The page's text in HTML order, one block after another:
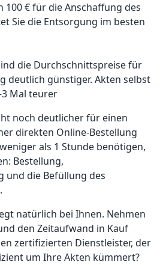
100 € für die Anschaffung des
Sie die Entsorgung im besten
die Durchschnittspreise für
deutlich günstiger. Akten selbst
Mal teurer
noch deutlicher für einen
direkten Online-Bestellung
als 1 Stunde benötigen,
Bestellung,
und die Befüllung des
natürlich bei Ihnen. Nehmen
den Zeitaufwand in Kauf
zertifizierten Dienstleister, der
um Ihre Akten kümmert?